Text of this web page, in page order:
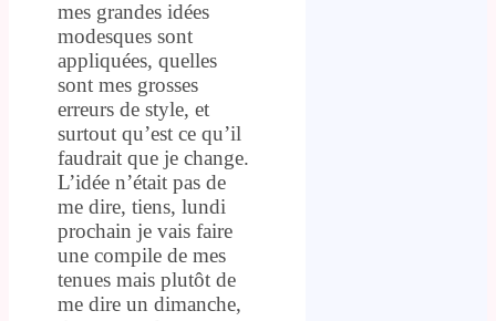
mes grandes idées
modesques sont
appliquées, quelles
sont mes grosses
erreurs de style, et
surtout qu’est ce qu’il
faudrait que je change.
L’idée n’était pas de
me dire, tiens, lundi
prochain je vais faire
une compile de mes
tenues mais plutôt de
me dire un dimanche,